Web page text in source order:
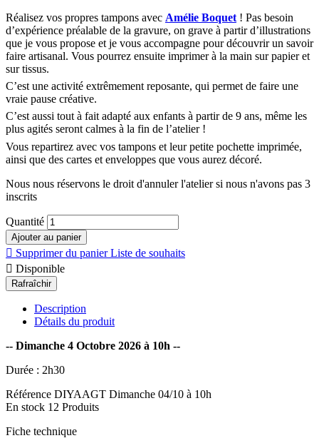
Réalisez vos propres tampons avec Amélie Boquet ! Pas besoin
d’expérience préalable de la gravure, on grave à partir d’illustrations
que je vous propose et je vous accompagne pour découvrir un savoir
faire artisanal. Vous pourrez ensuite imprimer à la main sur papier et
sur tissus.
C’est une activité extrêmement reposante, qui permet de faire une
vraie pause créative.
C’est aussi tout à fait adapté aux enfants à partir de 9 ans, même les
plus agités seront calmes à la fin de l’atelier !
Vous repartirez avec vos tampons et leur petite pochette imprimée,
ainsi que des cartes et enveloppes que vous aurez décoré.
Nous nous réservons le droit d'annuler l'atelier si nous n'avons pas 3
inscrits
Quantité
Ajouter au panier
 Supprimer du panier Liste de souhaits
 Disponible
Description
Détails du produit
-- Dimanche 4 Octobre 2026 à 10h --
Durée : 2h30
Référence DIYAAGT Dimanche 04/10 à 10h
En stock 12 Produits
Fiche technique